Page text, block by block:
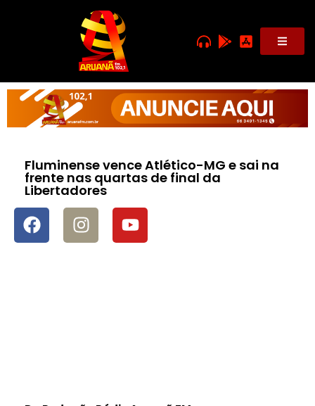
Fluminense vence Atlético-MG e sai na
frente nas quartas de final da
Libertadores